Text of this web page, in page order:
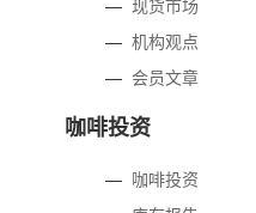
—现货市场
—机构观点
—会员文章
咖啡投资
— 咖啡投资